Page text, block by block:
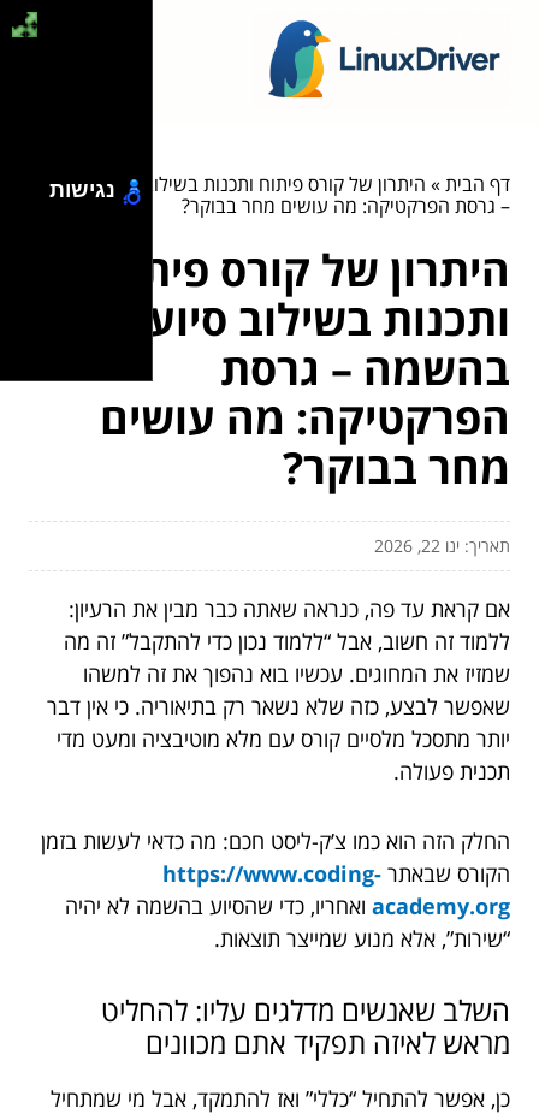
דף הבית» היתרון של קורס פיתוח ותכנות בשילוב סיוע בהשמה
– גרסת הפרקטיקה: מה עושים מחר בבוקר?
היתרון של קורס פיתוח
ותכנות בשילוב סיוע
בהשמה – גרסת
הפרקטיקה: מה עושים
מחר בבוקר?
תאריך: ינו 22, 2026
אם קראת עד פה, כנראה שאתה כבר מבין את הרעיון:
ללמוד זה חשוב, אבל “ללמוד נכון כדי להתקבל” זה מה
שמזיז את המחוגים. עכשיו בוא נהפוך את זה למשהו
שאפשר לבצע, כזה שלא נשאר רק בתיאוריה. כי אין דבר
יותר מתסכל מלסיים קורס עם מלא מוטיבציה ומעט מדי
תכנית פעולה.
החלק הזה הוא כמו צ’ק-ליסט חכם: מה כדאי לעשות בזמן
הקורס שבאתר https://www.coding-
academy.org ואחריו, כדי שהסיוע בהשמה לא יהיה
“שירות”, אלא מנוע שמייצר תוצאות.
השלב שאנשים מדלגים עליו: להחליט
מראש לאיזה תפקיד אתם מכוונים
כן, אפשר להתחיל “כללי” ואז להתמקד, אבל מי שמתחיל
נגישות